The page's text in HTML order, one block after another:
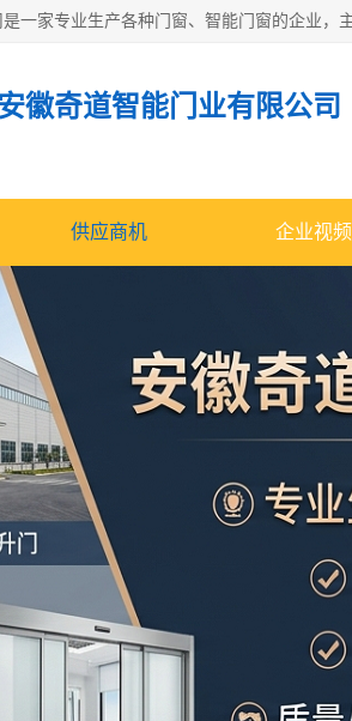
徽奇道智能门业有限公司
供应商机 企业视频